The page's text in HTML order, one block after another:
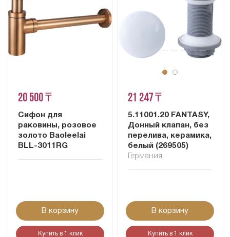
20 500 ₸
Сифон для
раковины, розовое
золото Baoleelai
BLL-3011RG
В корзину
Купить в 1 клик
21 247 ₸
5.11001.20 FANTASY,
Донный клапан, без
перелива, керамика,
белый (269505)
Германия
В корзину
Купить в 1 клик